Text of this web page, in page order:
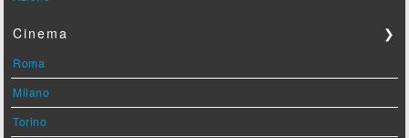
Cinema ❯
Roma
Milano
Torino